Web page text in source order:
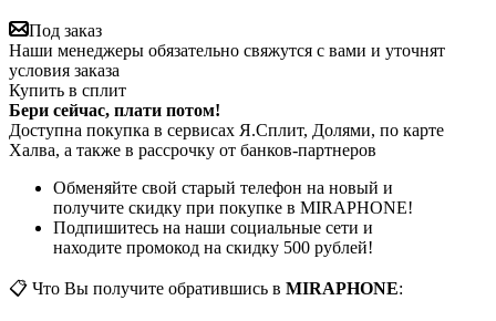
Под заказ
Наши менеджеры обязательно свяжутся с вами и уточнят
условия заказа
Купить в сплит
Бери сейчас, плати потом!
Доступна покупка в сервисах Я.Сплит, Долями, по карте
Халва, а также в рассрочку от банков-партнеров
Обменяйте свой старый телефон на новый и
получите скидку при покупке в MIRAPHONE!
Подпишитесь на наши социальные сети и
находите промокод на скидку 500 рублей!
📋 Что Вы получите обратившись в MIRAPHONE: